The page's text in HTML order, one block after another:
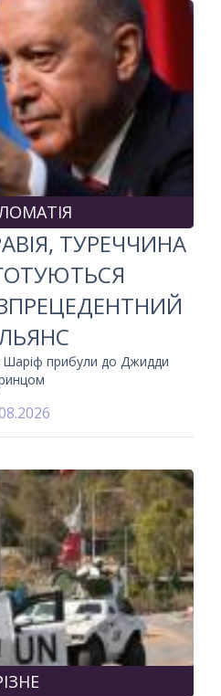
ТУРЕЧЧИНА
прибули до Джидди